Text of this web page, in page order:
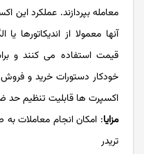
معامله بپردازند. عملکرد این
آنها معمولا از اندیکاتورها
قیمت استفاده می کنند و
خودکار دستورات خرید و فروش
اکسپرت ها قابلیت تنظیم حد
مزایا
تریدر